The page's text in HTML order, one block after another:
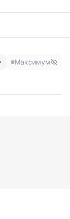
Максимум